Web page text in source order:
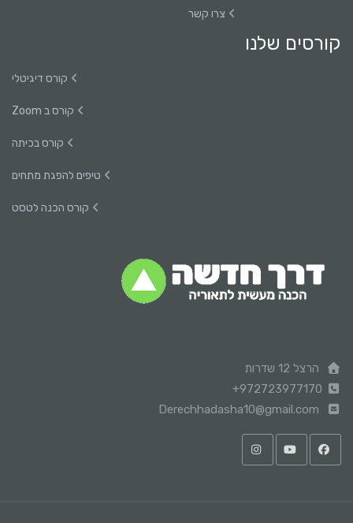
צרו קשר
קורסים שלנו
קורס דיגיטלי
קורס ב Zoom
קורס בכיתה
טיפים להפגת מתחים
קורס הכנה לטסט
הרצל 12 שדרות
+972723977170